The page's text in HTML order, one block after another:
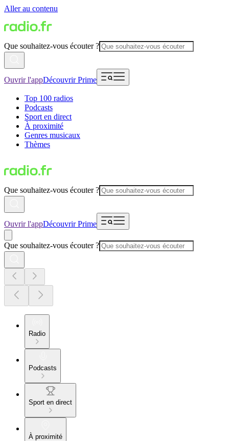
Aller au contenu
Que souhaitez-vous écouter ?
Ouvrir l'appDécouvrir Prime
Top 100 radios
Podcasts
Sport en direct
À proximité
Genres musicaux
Thèmes
Que souhaitez-vous écouter ?
Ouvrir l'appDécouvrir Prime
Que souhaitez-vous écouter ?
Radio
Podcasts
Sport en direct
À proximité